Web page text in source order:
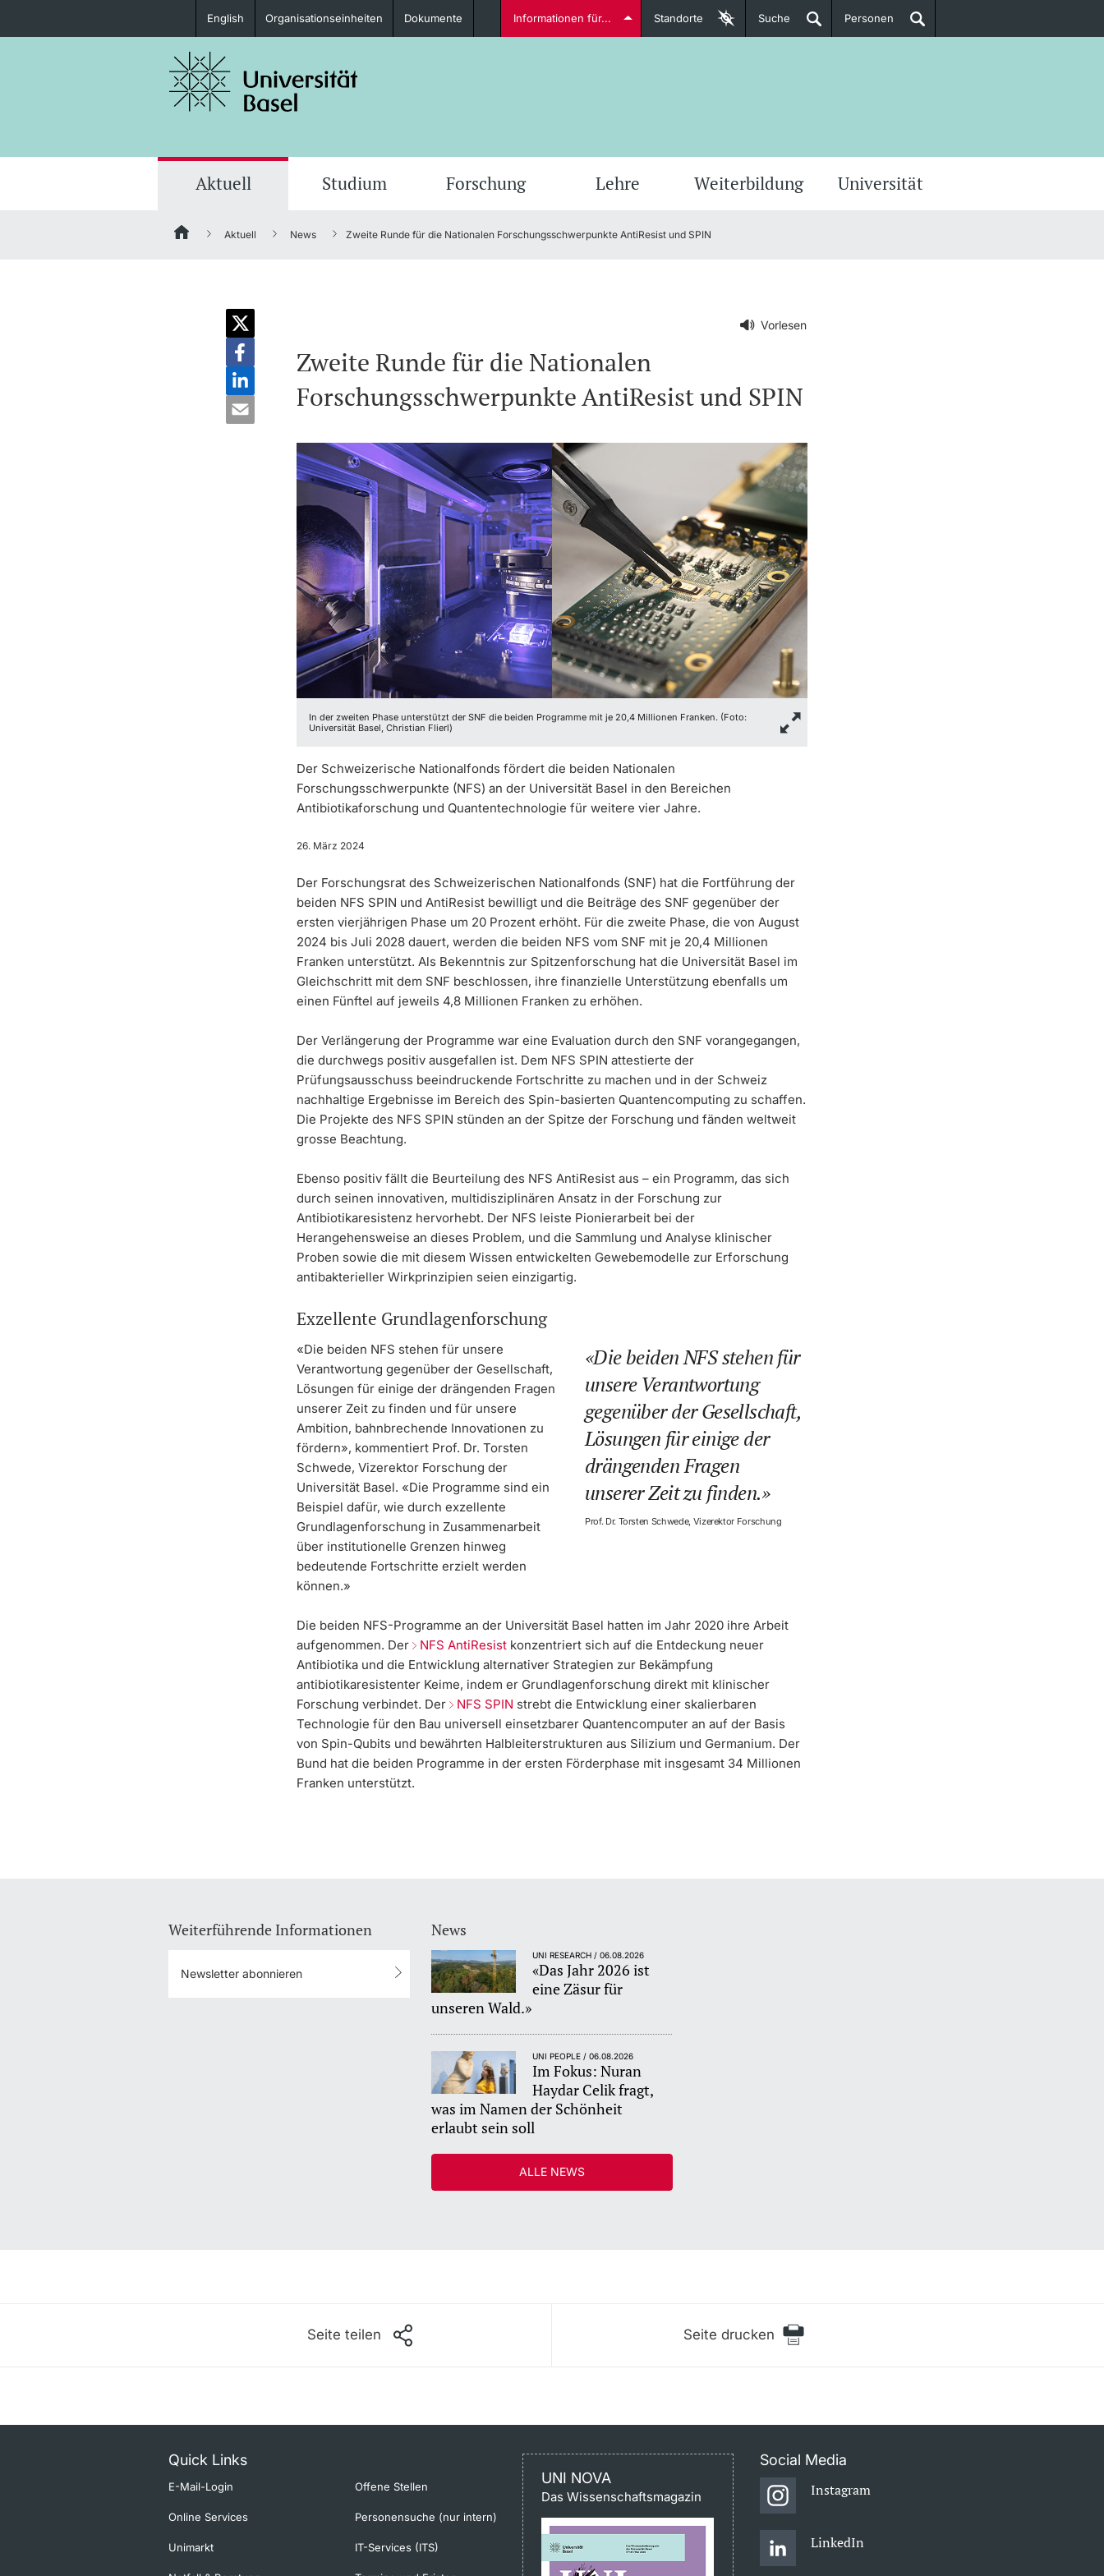
Studieninteressierte
Fördernde & Alumni
weitere Informationen
Dozierende
English Organisationseinheiten Dokumente Informationen für... Standorte Suche Personen
Aktuell Studium Forschung Lehre Weiterbildung Universität
Aktuell News Zweite Runde für die Nationalen Forschungsschwerpunkte AntiResist und SPIN
Vorlesen
Zweite Runde für die Nationalen
Forschungsschwerpunkte AntiResist und SPIN
In der zweiten Phase unterstützt der SNF die beiden Programme mit je 20,4 Millionen Franken. (Foto:
Universität Basel, Christian Flierl)
Der Schweizerische Nationalfonds fördert die beiden Nationalen
Forschungsschwerpunkte (NFS) an der Universität Basel in den Bereichen
Antibiotikaforschung und Quantentechnologie für weitere vier Jahre.
26. März 2024
Der Forschungsrat des Schweizerischen Nationalfonds (SNF) hat die Fortführung der
beiden NFS SPIN und AntiResist bewilligt und die Beiträge des SNF gegenüber der
ersten vierjährigen Phase um 20 Prozent erhöht. Für die zweite Phase, die von August
2024 bis Juli 2028 dauert, werden die beiden NFS vom SNF mit je 20,4 Millionen
Franken unterstützt. Als Bekenntnis zur Spitzenforschung hat die Universität Basel im
Gleichschritt mit dem SNF beschlossen, ihre finanzielle Unterstützung ebenfalls um
einen Fünftel auf jeweils 4,8 Millionen Franken zu erhöhen.
Der Verlängerung der Programme war eine Evaluation durch den SNF vorangegangen,
die durchwegs positiv ausgefallen ist. Dem NFS SPIN attestierte der
Prüfungsausschuss beeindruckende Fortschritte zu machen und in der Schweiz
nachhaltige Ergebnisse im Bereich des Spin-basierten Quantencomputing zu schaffen.
Die Projekte des NFS SPIN stünden an der Spitze der Forschung und fänden weltweit
grosse Beachtung.
Ebenso positiv fällt die Beurteilung des NFS AntiResist aus – ein Programm, das sich
durch seinen innovativen, multidisziplinären Ansatz in der Forschung zur
Antibiotikaresistenz hervorhebt. Der NFS leiste Pionierarbeit bei der
Herangehensweise an dieses Problem, und die Sammlung und Analyse klinischer
Proben sowie die mit diesem Wissen entwickelten Gewebemodelle zur Erforschung
antibakterieller Wirkprinzipien seien einzigartig.
Exzellente Grundlagenforschung
Die beiden NFS stehen für
unsere Verantwortung
gegenüber der Gesellschaft,
Lösungen für einige der
drängenden Fragen
unserer Zeit zu finden.
Prof. Dr. Torsten Schwede, Vizerektor Forschung
«Die beiden NFS stehen für unsere
Verantwortung gegenüber der Gesellschaft,
Lösungen für einige der drängenden Fragen
unserer Zeit zu finden und für unsere
Ambition, bahnbrechende Innovationen zu
fördern», kommentiert Prof. Dr. Torsten
Schwede, Vizerektor Forschung der
Universität Basel. «Die Programme sind ein
Beispiel dafür, wie durch exzellente
Grundlagenforschung in Zusammenarbeit
über institutionelle Grenzen hinweg
bedeutende Fortschritte erzielt werden
können.»
Die beiden NFS-Programme an der Universität Basel hatten im Jahr 2020 ihre Arbeit
aufgenommen. Der NFS AntiResist konzentriert sich auf die Entdeckung neuer
Antibiotika und die Entwicklung alternativer Strategien zur Bekämpfung
antibiotikaresistenter Keime, indem er Grundlagenforschung direkt mit klinischer
Forschung verbindet. Der NFS SPIN strebt die Entwicklung einer skalierbaren
Technologie für den Bau universell einsetzbarer Quantencomputer an auf der Basis
von Spin-Qubits und bewährten Halbleiterstrukturen aus Silizium und Germanium. Der
Bund hat die beiden Programme in der ersten Förderphase mit insgesamt 34 Millionen
Franken unterstützt.
Weiterführende Informationen
Newsletter abonnieren
News
UNI RESEARCH / 06.08.2026
«Das Jahr 2026 ist
eine Zäsur für
unseren Wald.»
UNI PEOPLE / 06.08.2026
Im Fokus: Nuran
Haydar Celik fragt,
was im Namen der Schönheit
erlaubt sein soll
ALLE NEWS
Seite teilen Seite drucken
Quick Links
E-Mail-Login Offene Stellen
Online Services Personensuche (nur intern)
Unimarkt IT-Services (ITS)
UNI NOVA
Das Wissenschaftsmagazin
Social Media
Instagram
LinkedIn